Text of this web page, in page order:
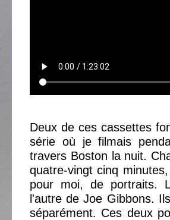
Deux de ces cassettes
série où je filmais
travers Boston la nuit.
quatre-vingt cinq
pour moi, de portraits.
l'autre de Joe Gibbons.
séparément. Ces deux